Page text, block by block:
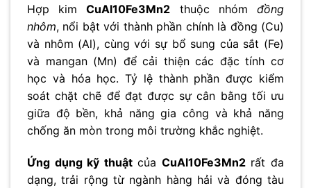
Hợp kimCuAl10Fe3Mn2 thuộc nhómđồng
nhôm, nổi bật với thành phần chính là đồng (Cu)
và nhôm (Al), cùng với sự bổ sung của sắt (Fe)
và mangan (Mn) để cải thiện các đặc tính cơ
học và hóa học. Tỷ lệ thành phần được kiểm
soát chặt chẽ để đạt được sự cân bằng tối ưu
giữa độ bền, khả năng gia công và khả năng
chống ăn mòn trong môi trường khắc nghiệt.
Ứng dụng kỹ thuậtcủa CuAl10Fe3Mn2rất đa
dạng, trải rộng từ ngành hàng hải và đóng tàu